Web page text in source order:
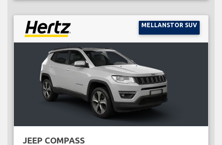
MELLANSTOR SUV
JEEP COMPASS